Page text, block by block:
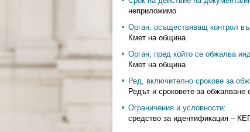
неприложимо
Орган, осъществяващ контрол
Кмет на община
Орган, пред който се обжалва
Кмет на община
Ред, включително срокове за
Редът и сроковете за
Ограничения и условности:
средство за идентификация –